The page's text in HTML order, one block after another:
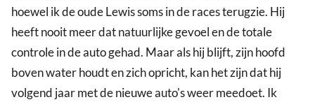
hoewel ik de oude Lewis soms in de races terugzie. Hij
heeft nooit meer dat natuurlijke gevoel en de totale
controle in de auto gehad. Maar als hij blijft, zijn hoofd
boven water houdt en zich opricht, kan het zijn dat hij
volgend jaar met de nieuwe auto's weer meedoet. Ik